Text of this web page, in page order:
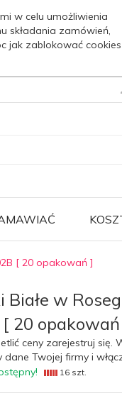
w celu umożliwienia
składania zamówień,
jak zablokować cookies
[ 20 opakowań ]
Białe w
[ 20
ceny zarejestruj się.
dane Twojej firmy i
16 szt.